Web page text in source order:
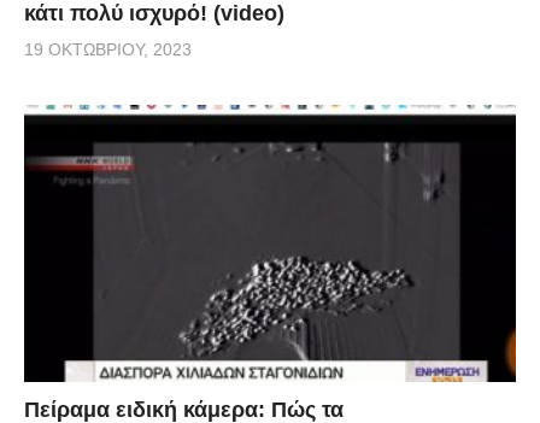
κάτι πολύ ισχυρό! (video)
19 ΟΚΤΩΒΡΊΟΥ, 2023
Πείραμα ειδική κάμερα: Πώς τα